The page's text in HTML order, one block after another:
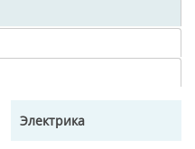
Электрика